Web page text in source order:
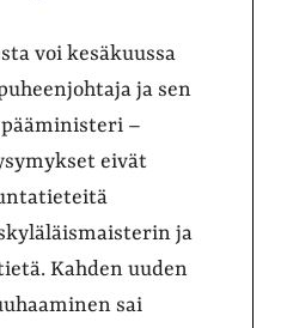
voi kesäkuussa
ja sen
–
eivät
ja
Kahden uuden
sai